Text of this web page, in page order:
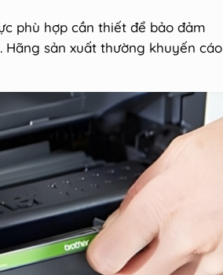
phù hợp cần thiết để bảo đảm
sản xuất thường khuyến cáo